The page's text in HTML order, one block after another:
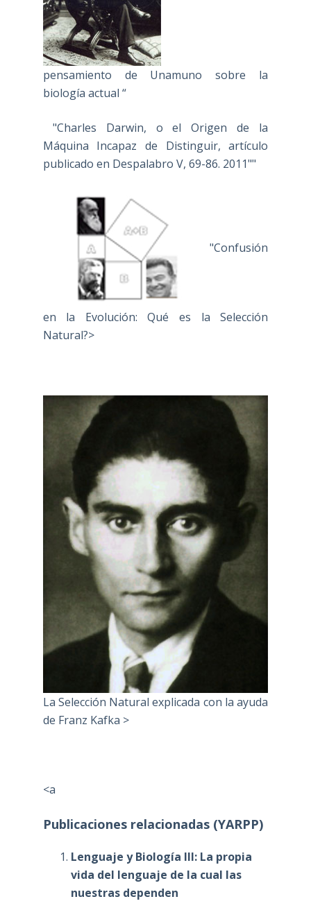
pensamiento de Unamuno sobre la
biología actual “
"Charles Darwin, o el Origen de la
Máquina Incapaz de Distinguir, artículo
publicado en Despalabro V, 69-86. 2011""
"Confusión
en la Evolución: Qué es la Selección
Natural?>
La Selección Natural explicada con la ayuda
de Franz Kafka >
<a
Publicaciones relacionadas (YARPP)
Lenguaje y Biología III: La propia
vida del lenguaje de la cual las
nuestras dependen